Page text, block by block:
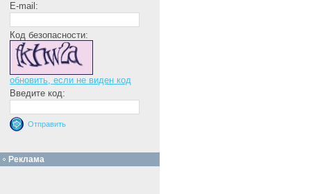
E-mail:
Код безопасности:
обновить, если не виден код
Введите код:
Реклама